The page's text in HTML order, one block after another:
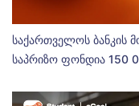
საქართველოს ბანკის
საპრიზო ფონდია 150